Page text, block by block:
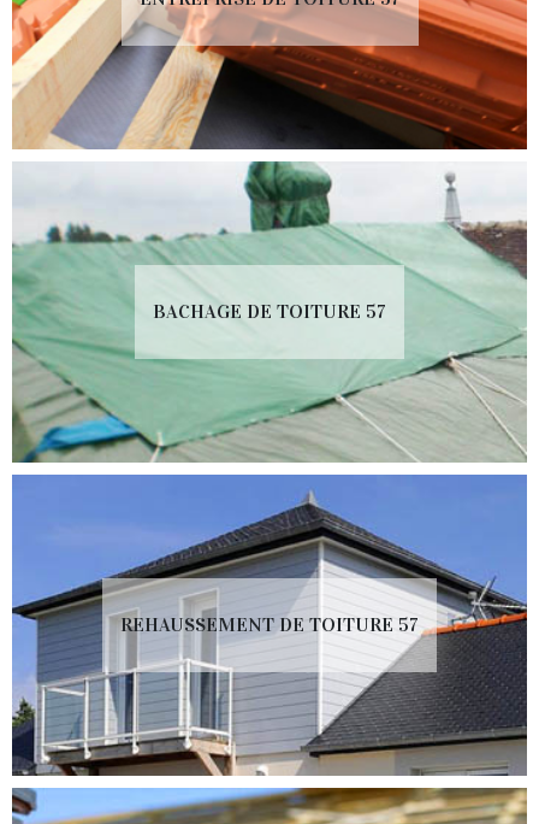
BACHAGE DE TOITURE 57
REHAUSSEMENT DE TOITURE 57